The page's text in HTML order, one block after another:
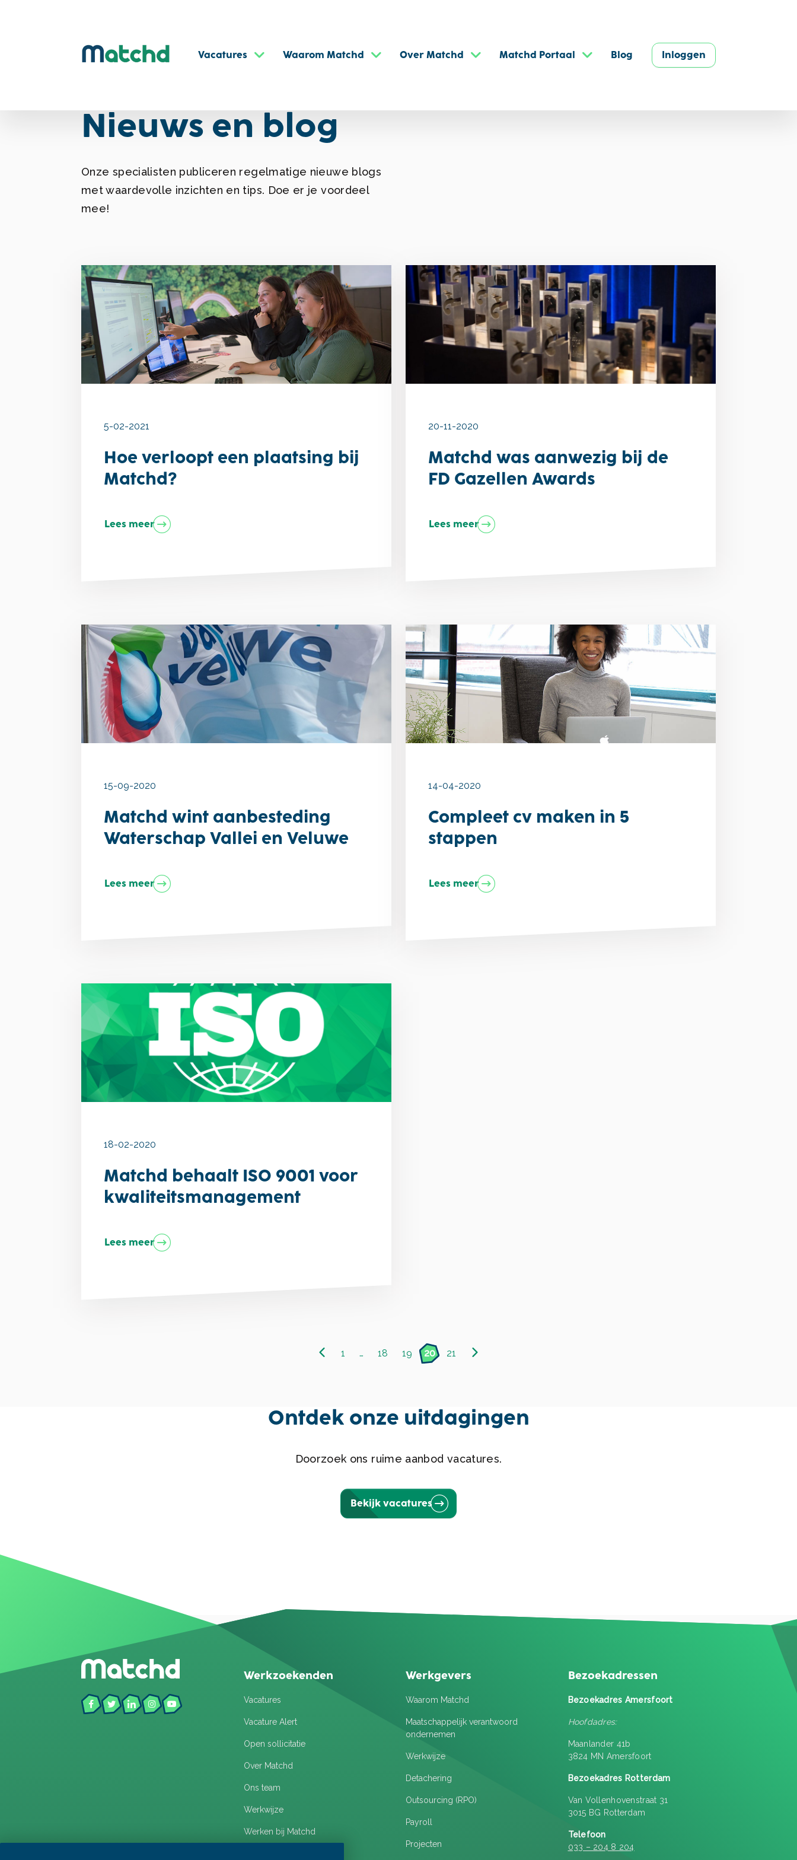
Vacatures Waarom Matchd Over Matchd Matchd Portaal Blog Inloggen
Nieuws en blog
Onze specialisten publiceren regelmatige nieuwe blogs
met waardevolle inzichten en tips. Doe er je voordeel
mee!
5-02-2021
Hoe verloopt een plaatsing bij
Matchd?
Lees meer
20-11-2020
Matchd was aanwezig bij de
FD Gazellen Awards
Lees meer
15-09-2020
Matchd wint aanbesteding
Waterschap Vallei en Veluwe
Lees meer
14-04-2020
Compleet cv maken in 5
stappen
Lees meer
18-02-2020
Matchd behaalt ISO 9001 voor
kwaliteitsmanagement
Lees meer
1 … 18 19 20 21
Ontdek onze uitdagingen
Doorzoek ons ruime aanbod vacatures.
Bekijk vacatures
Werkzoekenden
Vacatures
Vacature Alert
Open sollicitatie
Over Matchd
Ons team
Werkwijze
Werken bij Matchd
Werkgevers
Waarom Matchd
Maatschappelijk verantwoord
ondernemen
Werkwijze
Detachering
Outsourcing (RPO)
Payroll
Projecten
Bezoekadressen
Bezoekadres Amersfoort
Hoofdadres:
Maanlander 41b
3824 MN Amersfoort
Bezoekadres Rotterdam
Van Vollenhovenstraat 31
3015 BG Rotterdam
Telefoon
033 – 204 8 204